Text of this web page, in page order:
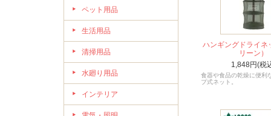
ペット用品
生活用品
清掃用品
水廻り用品
インテリア
ハンギングドライ
リーン）
1,848円(税
食器や食品の乾燥に便利
プ式ネット。